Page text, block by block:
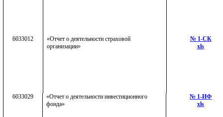
6033012
«Отчет о деятельности страховой
организации»
№ 1-СК
xls
6033029
«Отчет о деятельности инвестиционного
фонда»
№ 1-ИФ
xls